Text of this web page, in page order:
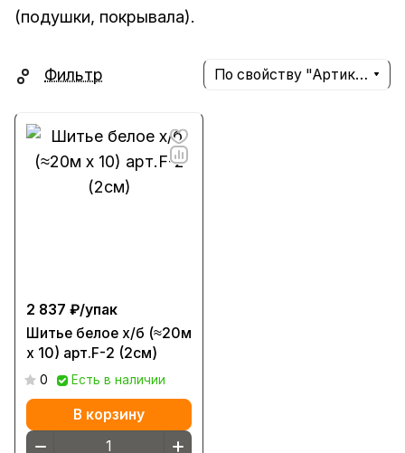
(подушки, покрывала).
Фильтр По свойству "Артикул" (убывание)
2 837 ₽/упак
Шитье белое х/б (≈20м
х 10) арт.F-2 (2см)
0 Есть в наличии
В корзину